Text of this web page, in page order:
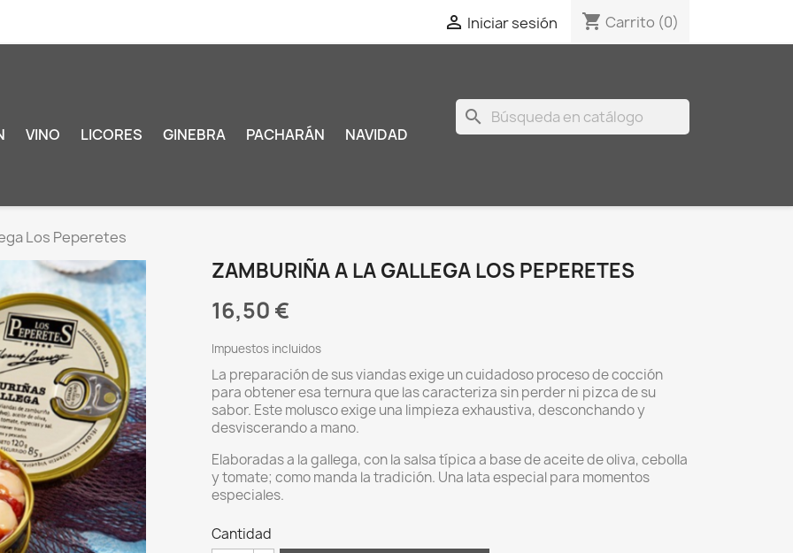
 Iniciar sesión shopping_cart Carrito (0)
VINO LICORES GINEBRA PACHARÁN NAVIDAD
search
Los Peperetes
ZAMBURIÑA A LA GALLEGA LOS PEPERETES
16,50 €
Impuestos incluidos
La preparación de sus viandas exige un cuidadoso proceso de cocción
para obtener esa ternura que las caracteriza sin perder ni pizca de su
sabor. Este molusco exige una limpieza exhaustiva, desconchando y
desviscerando a mano.
Elaboradas a la gallega, con la salsa típica a base de aceite de oliva, cebolla
y tomate; como manda la tradición. Una lata especial para momentos
especiales.
Cantidad